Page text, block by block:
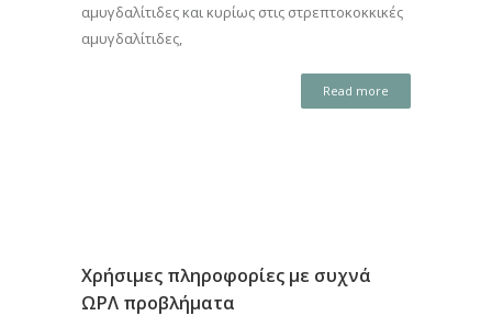
αμυγδαλίτιδες και κυρίως στις στρεπτοκοκκικές
αμυγδαλίτιδες,
Read more
Χρήσιμες πληροφορίες με συχνά
ΩΡΛ προβλήματα